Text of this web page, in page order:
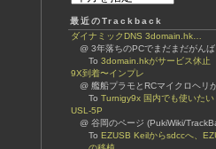
最近のTrackback
ダイナミックDNS 3domain.hk…
@ 3年落ちのPCでまだまだがん
To 3domain.hkがサービス休止
9X到着〜インプレ
@ 艦船プラモとRCマイクロヘリ
To Turnigy9x 国内でも使いたい
USL-5P
@ 谷岡のページ (PukiWiki/
To EZUSB Keilからsdccへ、